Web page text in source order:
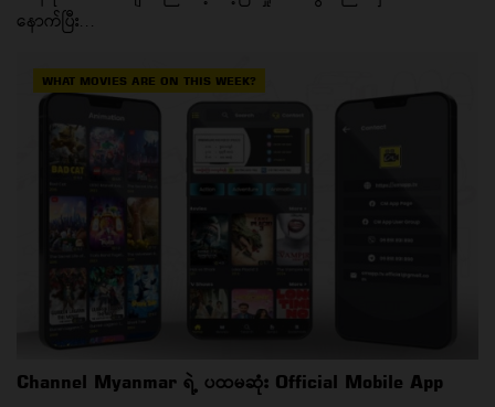
နောက်ပြီး...
WHAT MOVIES ARE ON THIS WEEK?
Channel Myanmar ရဲ့ ပထမဆုံး Official Mobile App